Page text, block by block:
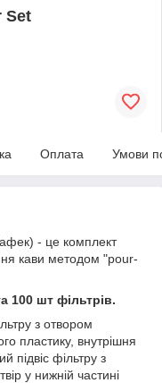
Set
Оплата Умови
- це комплект
кави методом "pour-
100 шт фільтрів.
з отвором
пластику, внутрішня
підвіс фільтру з
у нижній частині